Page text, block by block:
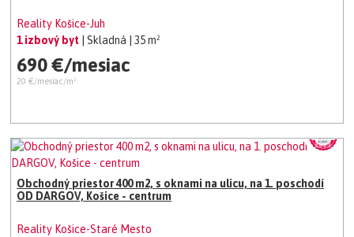
Reality Košice-Juh
1 izbový byt
| Skladná | 35 m²
690 €/mesiac
20 €/mesiac/m²
Obchodný priestor 400 m2, s oknami na ulicu, na 1. poschodí
OD DARGOV, Košice - centrum
Reality Košice-Staré Mesto